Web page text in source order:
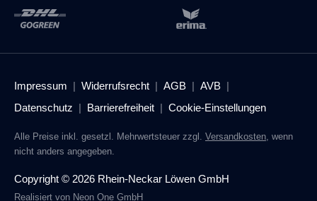
Copyright © 2026 Rhein-Neckar Löwen GmbH
Realisiert von Neon One GmbH
Impressum Widerrufsrecht AGB
AVB
Datenschutz
Barrierefreiheit Cookie-Einstellungen
Alle Preise inkl. gesetzl. Mehrwertsteuer zzgl. Versandkosten, wenn
nicht anders angegeben.